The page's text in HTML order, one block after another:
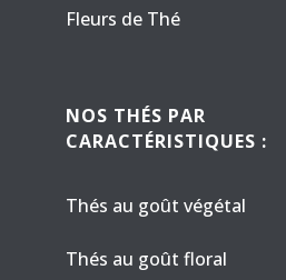
Fleurs de Thé
NOS THÉS PAR
CARACTÉRISTIQUES :
Thés au goût végétal
Thés au goût floral